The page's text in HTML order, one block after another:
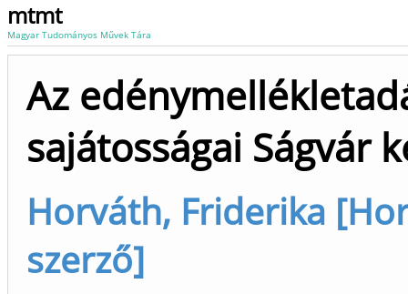
mtmt
Magyar Tudományos Művek Tára
Az
sajátosságai Ságvár
Horváth, Friderika
szerző]